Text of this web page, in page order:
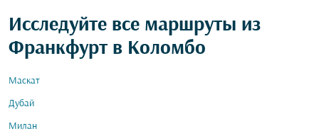
Исследуйте все маршруты из
Франкфурт в Коломбо
Маскат
Дубай
Милан